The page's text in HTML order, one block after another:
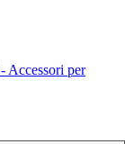
Accessori per